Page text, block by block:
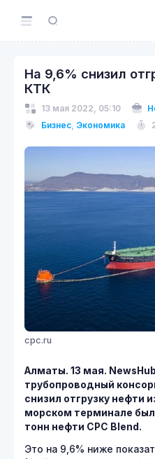
На 9,6% снизил
КТК
13 мая 2022, 05:10
Бизнес, Экономика
cpc.ru
Алматы. 13 мая.
трубопроводный
снизил отгрузку нефти
морском терминале
тонн нефти CPC Blend.
Это на 9,6% ниже